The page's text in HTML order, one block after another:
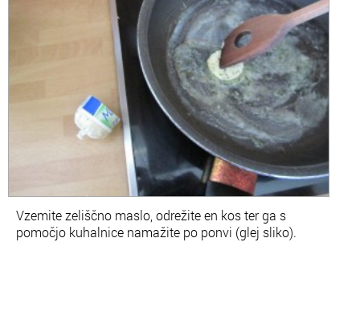
Vzemite zeliščno maslo, odrežite en kos ter ga s
pomočjo kuhalnice namažite po ponvi (glej sliko).